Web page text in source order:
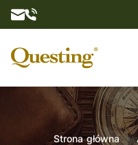
Strona główna